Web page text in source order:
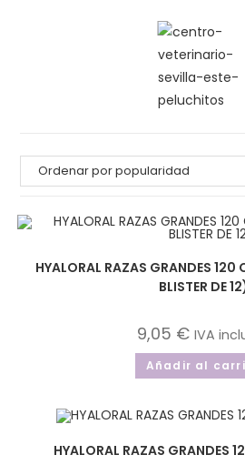
HYALORAL RAZAS GRANDES
BLISTER DE
9,05 € IVA
Añadir al
HYALORAL RAZAS GRANDES